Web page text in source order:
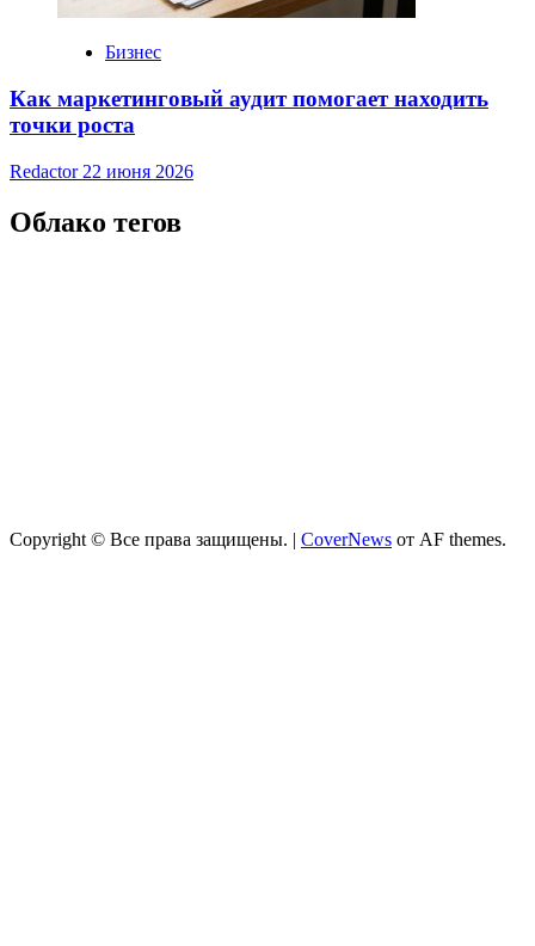
Бизнес
Как маркетинговый аудит помогает находить
точки роста
Redactor 22 июня 2026
Облако тегов
Copyright © Все права защищены. | CoverNews от AF themes.